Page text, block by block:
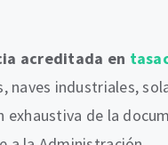
acreditada en
industriales,
de la